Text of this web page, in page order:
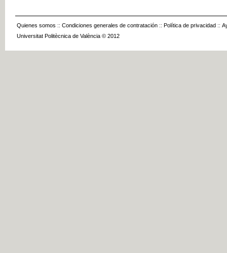
Quienes somos :: Condiciones generales de contratación :: Política de privacidad ::
Universitat Politècnica de València © 2012